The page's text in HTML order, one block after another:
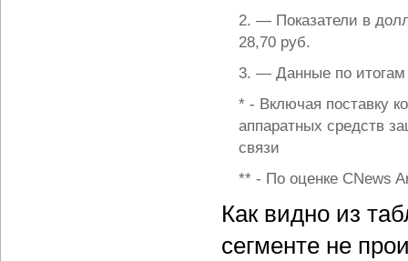
2. — Показатели в
28,70 руб.
3. — Данные по итогам
* - Включая поставку
аппаратных средств
связи
** - По оценке CNews
Как видно из
сегменте не